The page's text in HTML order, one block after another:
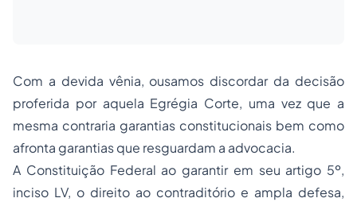
Com a devida vênia, ousamos discordar da decisão
proferida por aquela Egrégia Corte, uma vez que a
mesma contraria garantias constitucionais bem como
afronta garantias que resguardam a advocacia.
A Constituição Federal ao garantir em seu artigo 5º,
inciso LV, o direito ao contraditório e ampla defesa,